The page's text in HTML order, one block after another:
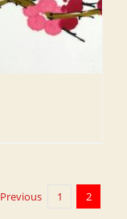
Previous 1 2